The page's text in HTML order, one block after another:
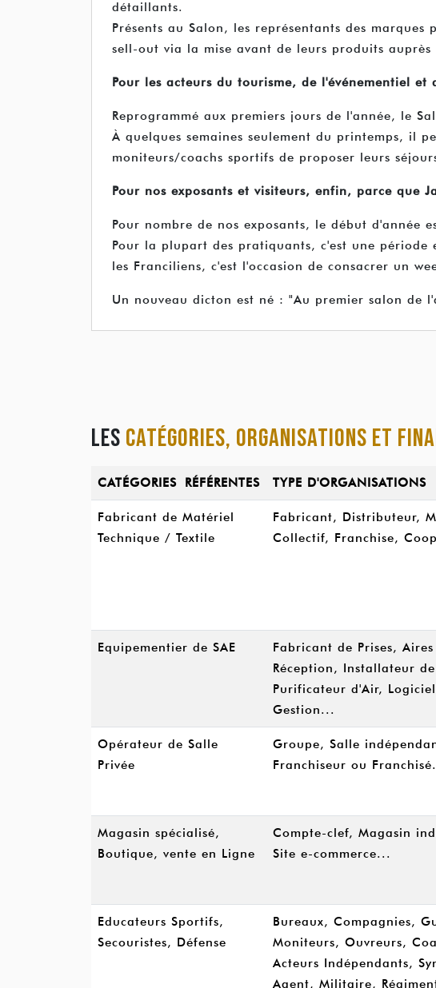
détaillants.
Présents au Salon, les représentants des
sell-out via la mise avant de leurs produits
Pour les acteurs du tourisme, de l'événementiel
Reprogrammé aux premiers jours de l'année, le
À quelques semaines seulement du printemps, il
moniteurs/coachs sportifs de proposer leurs
Pour nos exposants et visiteurs, enfin, parce que
Pour nombre de nos exposants, le début d'année
Pour la plupart des pratiquants, c'est une
les Franciliens, c'est l'occasion de consacrer un
Un nouveau dicton est né : "Au premier salon de
LES CATÉGORIES, ORGANISATIONS ET
CATÉGORIES RÉFÉRENTES TYPE D'ORGANISATIONS
Fabricant de Matériel
Technique / Textile
Fabricant, Distributeur,
Collectif, Franchise,
Equipementier de SAE
Fabricant de Prises, Aires
Réception, Installateur
Purificateur d'Air,
Gestion...
Opérateur de Salle
Privée
Groupe, Salle
Franchiseur ou
Magasin spécialisé,
Boutique, vente en Ligne
Compte-clef, Magasin
Site e-commerce...
Educateurs Sportifs,
Secouristes, Défense
Bureaux, Compagnies,
Moniteurs, Ouvreurs,
Acteurs Indépendants,
Agent, Militaire,